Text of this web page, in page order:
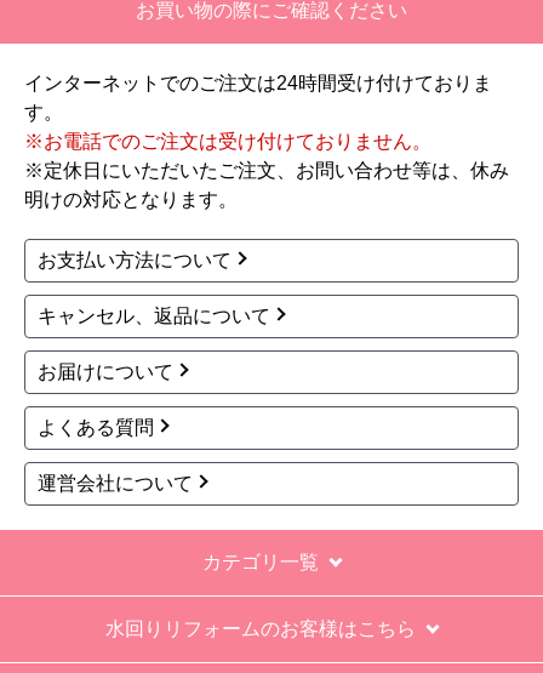
インターネットでのご注文は24時間受け付けておりま
す。
※お電話でのご注文は受け付けておりません。
※定休日にいただいたご注文、お問い合わせ等は、休み
明けの対応となります。
お支払い方法について
よくある質問